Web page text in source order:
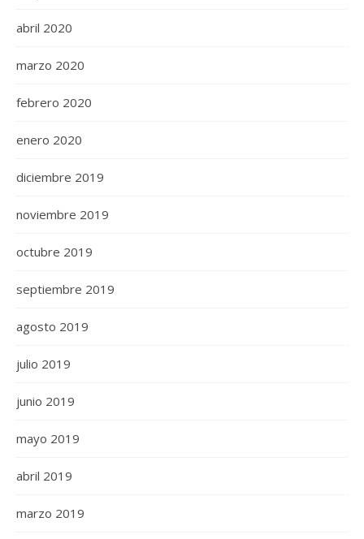
abril 2020
marzo 2020
febrero 2020
enero 2020
diciembre 2019
noviembre 2019
octubre 2019
septiembre 2019
agosto 2019
julio 2019
junio 2019
mayo 2019
abril 2019
marzo 2019